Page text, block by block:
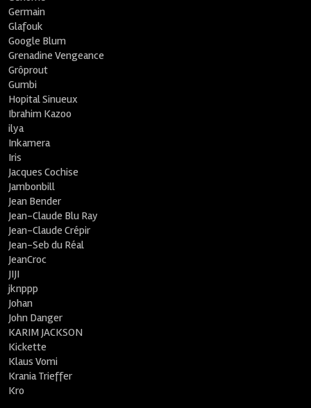
Germain
Glafouk
Google Blum
Grenadine Vengeance
Grôprout
Gumbi
Hopital Sinueux
Ibrahim Kazoo
ilya
Inkamera
Iris
Jacques Cochise
Jambonbill
Jean Bender
Jean-Claude Blu Ray
Jean-Claude Crépir
Jean-Seb du Réal
JeanCroc
JIJI
jknppp
Johan
John Danger
KARIM JACKSON
Kickette
Klaus Vomi
Krania Trieffer
Kro